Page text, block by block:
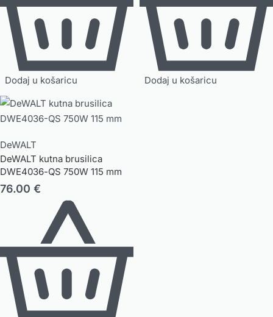
Dodaj u košaricu Dodaj u košaricu
DeWALT
DeWALT kutna brusilica
DWE4036-QS 750W 115 mm
76.00 €